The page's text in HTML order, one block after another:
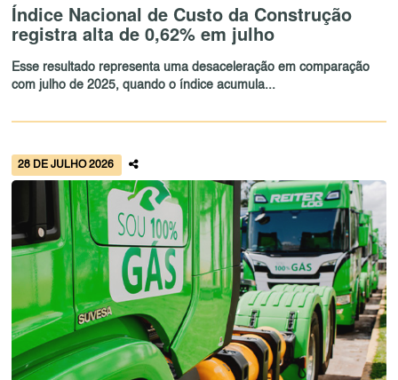
Índice Nacional de Custo da Construção
registra alta de 0,62% em julho
Esse resultado representa uma desaceleração em comparação
com julho de 2025, quando o índice acumula...
28 DE JULHO 2026